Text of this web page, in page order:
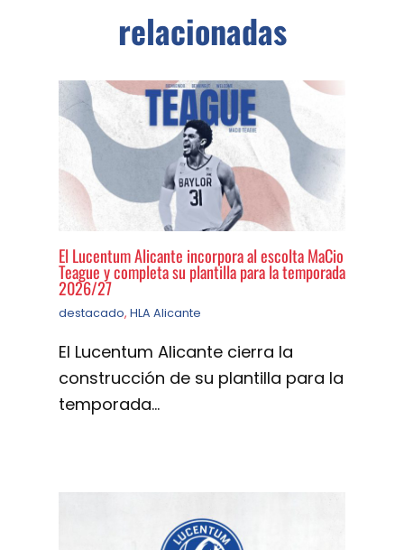
relacionadas
El Lucentum Alicante incorpora al escolta MaCio
Teague y completa su plantilla para la temporada
2026/27
destacado, HLA Alicante
El Lucentum Alicante cierra la
construcción de su plantilla para la
temporada…